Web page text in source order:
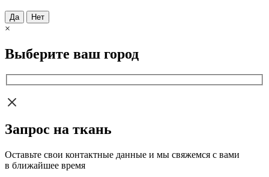
Да Нет
×
Выберите ваш город
Запрос на ткань
Оставьте свои контактные данные и мы свяжемся с вами
в ближайшее время